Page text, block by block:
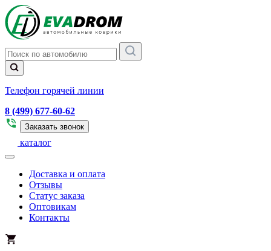
Телефон горячей линии
8 (499) 677-60-62
Заказать звонок
каталог
Доставка и оплата
Отзывы
Статус заказа
Оптовикам
Контакты